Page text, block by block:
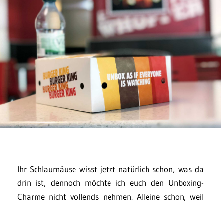
Ihr Schlaumäuse wisst jetzt natürlich schon, was da
drin ist, dennoch möchte ich euch den Unboxing-
Charme nicht vollends nehmen. Alleine schon, weil